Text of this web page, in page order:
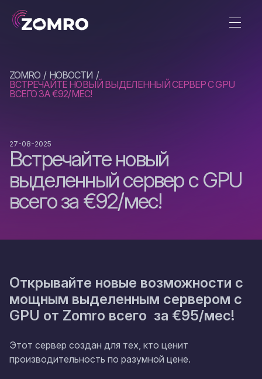
ZOMRO
НОВОСТИ
ВСТРЕЧАЙТЕ НОВЫЙ ВЫДЕЛЕННЫЙ СЕРВЕР С GPU
ВСЕГО ЗА €92/МЕС!
Встречайте новый
выделенный сервер с GPU
всего за €92/мес!
27-08-2025
Открывайте новые возможности с
мощным выделенным сервером с
GPU от Zomro всего за €95/мес!
Этот сервер создан для тех, кто ценит
производительность по разумной цене.